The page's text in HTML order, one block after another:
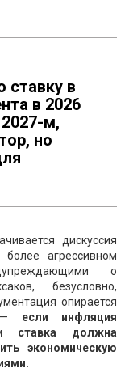
в
в 2026
м,
но
дискуссия
агрессивном
о
безусловно,
опирается
— если инфляция
ставка должна
экономическую